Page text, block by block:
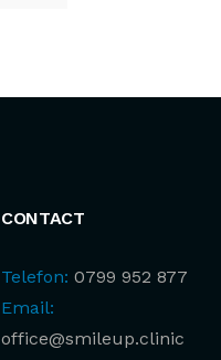
CONTACT
Telefon: 0799 952 877
Email:
office@smileup.clinic